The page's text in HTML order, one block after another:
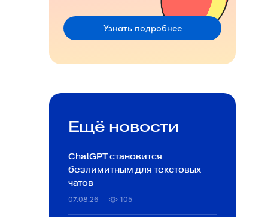
Узнать подробнее
Ещё новости
ChatGPT становится
безлимитным для текстовых
чатов
07.08.26 105